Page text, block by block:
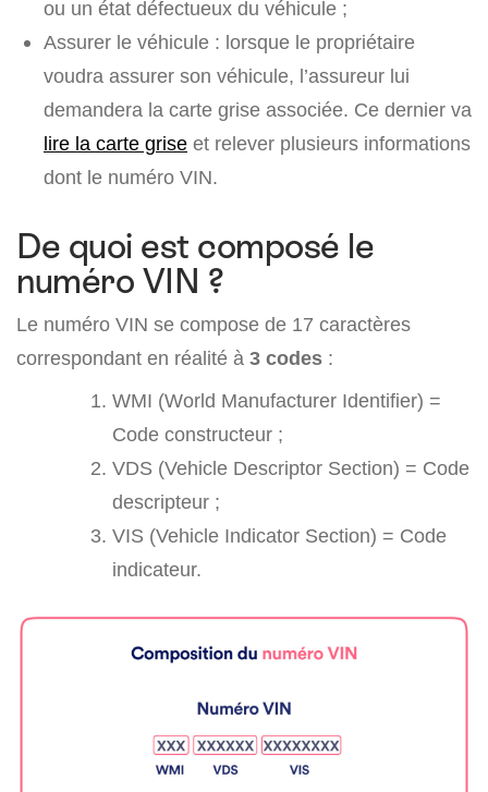
ou un état défectueux du véhicule ;
Assurer le véhicule : lorsque le propriétaire
voudra assurer son véhicule, l’assureur lui
demandera la carte grise associée. Ce dernier va
lire la carte grise et relever plusieurs informations
dont le numéro VIN.
De quoi est composé le
numéro VIN ?
Le numéro VIN se compose de 17 caractères
correspondant en réalité à 3 codes :
WMI (World Manufacturer Identifier) =
Code constructeur ;
VDS (Vehicle Descriptor Section) = Code
descripteur ;
VIS (Vehicle Indicator Section) = Code
indicateur.